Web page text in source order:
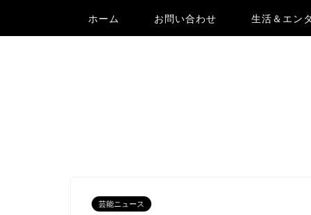
ホーム お問い合わせ 生活＆エン
芸能ニュース